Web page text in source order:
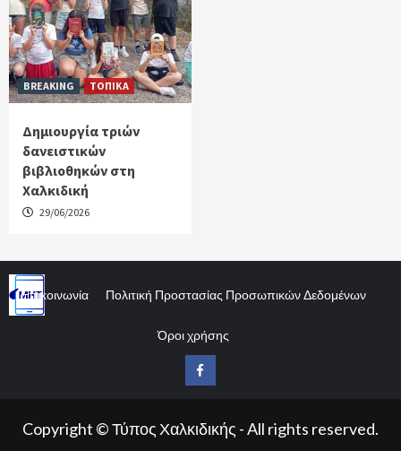
BREAKING ΤΟΠΙΚΑ
Δημιουργία τριών
δανειστικών
βιβλιοθηκών στη
Χαλκιδική
29/06/2026
Επικοινωνία Πολιτική Προστασίας Προσωπικών Δεδομένων
Όροι χρήσης
Facebook
Copyright © Τύπος Χαλκιδικής - All rights reserved.